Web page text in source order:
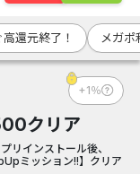
還元終了！ メガ
+1％
クリア
リインストール後、
ミッション!!】クリア